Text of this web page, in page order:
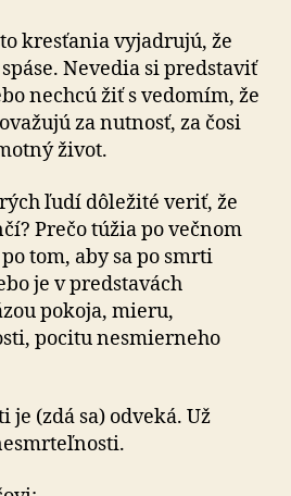
kresťania vyjadrujú, že
Nevedia si predstaviť
nechcú žiť s vedomím, že
za nutnosť, za čosi
život.
ľudí dôležité veriť, že
Prečo túžia po večnom
tom, aby sa po smrti
je v predstavách
pokoja, mieru,
pocitu nesmierneho
je (zdá sa) odveká. Už